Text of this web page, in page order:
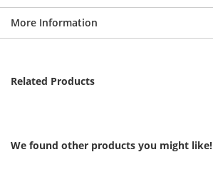
More Information
Related Products
We found other products you might like!